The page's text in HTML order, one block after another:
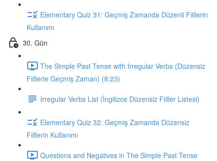
Elementary Quiz 31: Geçmiş Zamanda Düzenli Fiillerin
Kullanımı
30. Gün
The Simple Past Tense with Irregular Verbs (Düzensiz
Fiillerle Geçmiş Zaman) (8:23)
Irregular Verbs List (İngilizce Düzensiz Fiiller Listesi)
Elementary Quiz 32: Geçmiş Zamanda Düzensiz
Fiillerin Kullanımı
Questions and Negatives in The Simple Past Tense